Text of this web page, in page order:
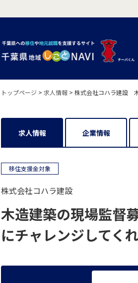
トップページ > 求人情報 > 株式会社コハラ建設 木
求人情報 企業情報
移住支援金対象
株式会社コハラ建設
木造建築の現場監督
にチャレンジしてく